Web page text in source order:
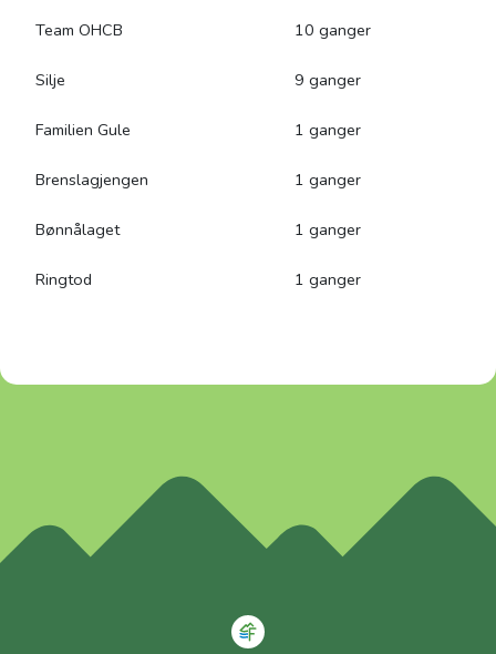
Team OHCB 10 ganger
Silje 9 ganger
Familien Gule 1 ganger
Brenslagjengen 1 ganger
Bønnålaget 1 ganger
Ringtod 1 ganger